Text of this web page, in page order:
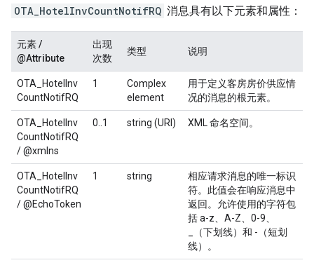
OTA_HotelInvCountNotifRQ 消息具有以下元素和属性：
元素 /
@Attribute
出现
次数
类型 说明
OTA_HotelInv
CountNotifRQ
1
Complex
element
用于定义客房房价供应情
况的消息的根元素。
OTA_HotelInv
CountNotifRQ
/ @xmlns
0..1 string (URI) XML 命名空间。
OTA_HotelInv
CountNotifRQ
/ @EchoToken
1 string
相应请求消息的唯一标识
符。此值会在响应消息中
返回。允许使用的字符包
括 a-z、A-Z、0-9、
_（下划线）和 -（短划
线）。